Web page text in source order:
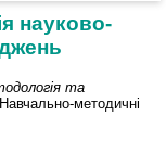
науково-
та
методичні